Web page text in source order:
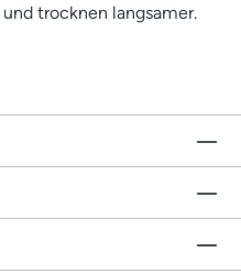
trocknen langsamer.